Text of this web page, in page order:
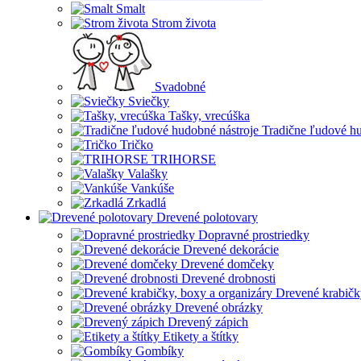
Smalt
Strom života
Svadobné
Sviečky
Tašky, vrecúška
Tradične ľudové
Tričko
TRIHORSE
Valašky
Vankúše
Zrkadlá
Drevené polotovary
Dopravné prostriedky
Drevené dekorácie
Drevené domčeky
Drevené drobnosti
Drevené
Drevené obrázky
Drevený zápich
Etikety a štítky
Gombíky